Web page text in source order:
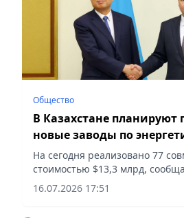
Общество
В Казахстане планируют
новые заводы по
утилизации отходов
На сегодня реализовано 77
стоимостью $13,3 млрд,
vapress.kz.
16.07.2026 17:51